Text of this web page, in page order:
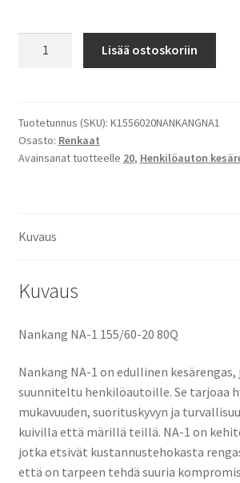
NA-
1
määrä
Lisää ostoskoriin
Tuotetunnus (SKU): K1556020NANKANGNA1
Osasto: Renkaat
Avainsanat tuotteelle 20, Henkilöauton
Kuvaus
Kuvaus
Nankang NA-1 155/60-20 80Q
Nankang NA-1 on edullinen kesärengas,
suunniteltu henkilöautoille. Se tarjoaa
mukavuuden, suorituskyvyn ja
kuivilla että märillä teillä. NA-1 on
jotka etsivät kustannustehokasta
että on tarpeen tehdä suuria